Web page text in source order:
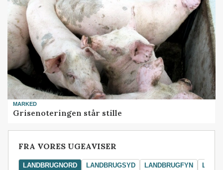
MARKED
Grisenoteringen står stille
FRA VORES UGEAVISER
LANDBRUGNORD LANDBRUGSYD LANDBRUGFYN